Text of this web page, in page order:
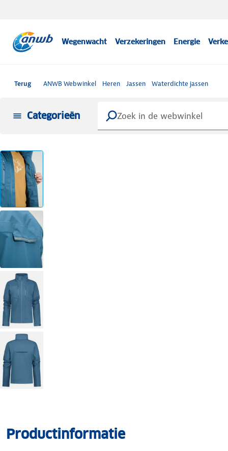
Wegenwacht Verzekeringen Energie
Terug ANWB Webwinkel Heren Jassen Waterdichte jassen
Categorieën
Productinformatie